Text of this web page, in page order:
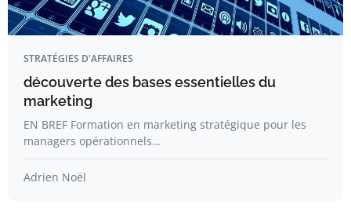
STRATÉGIES D'AFFAIRES
découverte des bases essentielles du
marketing
EN BREF Formation en marketing stratégique pour les
managers opérationnels…
Adrien Noël